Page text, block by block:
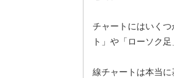
チャートにはいく
ト」や「ローソク
線チャートは本当